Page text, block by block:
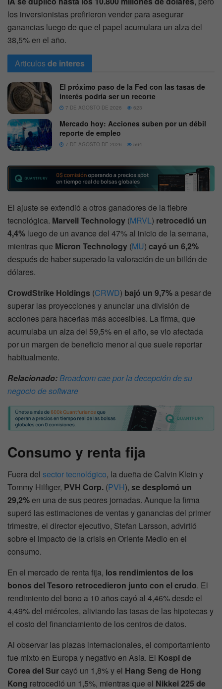
los inversionistas prefirieron vender para asegurar
ganancias luego de que el papel acumulara un alza del
38,5% en el año.
Articulosde interes
El próximo paso de la Fed con las tasas de
interés podría ser un recorte
7 DE AGOSTO DE 2026 623
Mercado hoy: Acciones suben por un débil
reporte de empleo
7 DE AGOSTO DE 2026 564
El ajuste se extendió a otros ganadores de la fiebre
tecnológica. Marvell Technology (MRVL) retrocedió un
4,4% luego de un avance del 47% al inicio de la semana,
mientras que Micron Technology (MU) cayó un 6,2%
después de haber superado la valoración de un billón de
dólares.
CrowdStrike Holdings (CRWD) bajó un 9,7% a pesar de
superar las proyecciones y anunciar una división de
acciones para hacerlas más accesibles. La firma, que
acumulaba un alza del 59,5% en el año, se vio afectada
por un margen de beneficio menor al que suele reportar
habitualmente.
Relacionado:Broadcom cae por la decepción de su
negocio de software
Consumo y renta fija
Fuera del sector tecnológico, la dueña de Calvin Klein y
Tommy Hilfiger, PVH Corp. (PVH), se desplomó un
29,2%en una de sus peores jornadas. Aunque la firma
superó las estimaciones de ventas y ganancias del primer
trimestre, el director ejecutivo, Stefan Larsson, advirtió
sobre el impacto de la crisis en Oriente Medio en el
consumo.
En el mercado de renta fija, los rendimientos de los
bonos del Tesoro retrocedieron junto con el crudo. El
rendimiento del bono a 10 años cayó al 4,46% desde el
4,49% del miércoles, aliviando las tasas de las hipotecas y
el costo del financiamiento de los centros de datos.
Al observar las plazas internacionales, el comportamiento
fue mixto en Europa y negativo en Asia. El Kospi de
Corea del Surcayó un 1,8% y el Hang Seng de Hong
Kong retrocedió un 1,5%, mientras que el Nikkei 225 de